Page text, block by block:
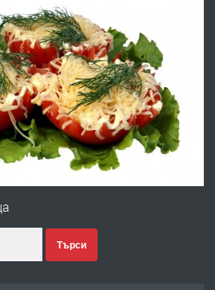
преди 3 дни
гараж под наем
преди 3 дни
Магазин/Офис под наем в кв.
градина!
Търси